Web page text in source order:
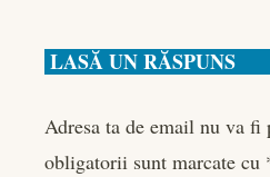
LASĂ UN RĂSPUNS
Adresa ta de email nu va fi
obligatorii sunt marcate cu